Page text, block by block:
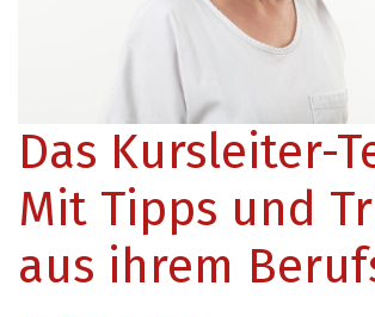
Das Kursleiter-
Mit Tipps und
aus ihrem